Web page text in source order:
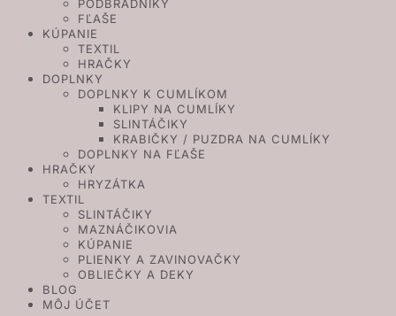
PODBRADNÍKY
FĽAŠE
KÚPANIE
TEXTIL
HRAČKY
DOPLNKY
DOPLNKY K CUMLÍKOM
KLIPY NA CUMLÍKY
SLINTÁČIKY
KRABIČKY / PUZDRA NA CUMLÍKY
DOPLNKY NA FĽAŠE
HRAČKY
HRYZÁTKA
TEXTIL
SLINTÁČIKY
MAZNÁČIKOVIA
KÚPANIE
PLIENKY A ZAVINOVAČKY
OBLIEČKY A DEKY
BLOG
MÔJ ÚČET